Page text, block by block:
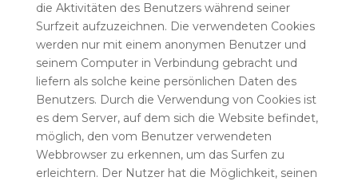
die Aktivitäten des Benutzers während seiner
Surfzeit aufzuzeichnen. Die verwendeten Cookies
werden nur mit einem anonymen Benutzer und
seinem Computer in Verbindung gebracht und
liefern als solche keine persönlichen Daten des
Benutzers. Durch die Verwendung von Cookies ist
es dem Server, auf dem sich die Website befindet,
möglich, den vom Benutzer verwendeten
Webbrowser zu erkennen, um das Surfen zu
erleichtern. Der Nutzer hat die Möglichkeit, seinen